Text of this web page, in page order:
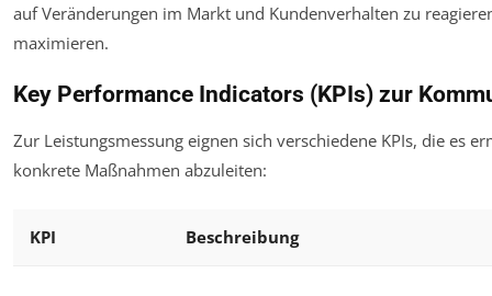
auf Veränderungen im Markt und Kundenverhalten zu
maximieren.
Key Performance Indicators (KPIs) zur
Zur Leistungsmessung eignen sich verschiedene KPIs, die es
konkrete Maßnahmen abzuleiten:
KPI Beschreibung